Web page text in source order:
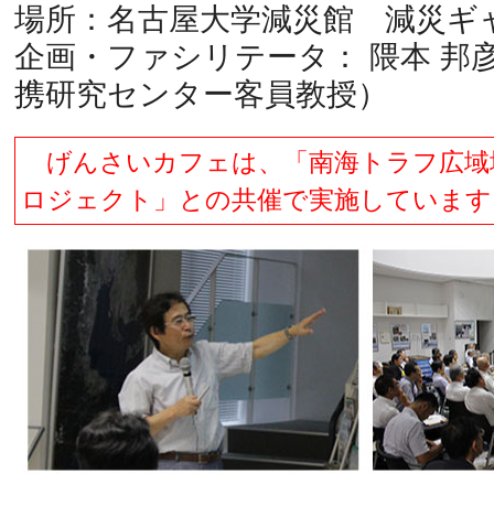
場所：名古屋大学減災館 減災ギ
企画・ファシリテータ： 隈本 邦
携研究センター客員教授）
げんさいカフェは、「南海トラフ広域
ロジェクト」との共催で実施していま